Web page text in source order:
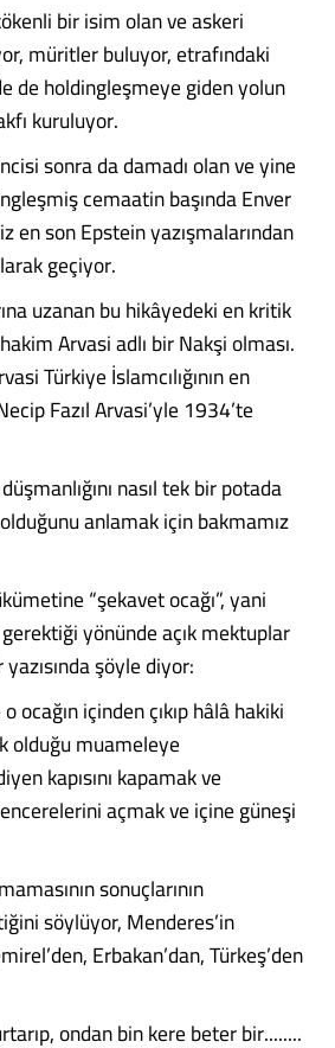
bir isim olan ve askeri
müritler buluyor, etrafındaki
de holdingleşmeye giden yolun
kuruluyor.
sonra da damadı olan ve yine
cemaatin başında Enver
en son Epstein yazışmalarından
geçiyor.
uzanan bu hikâyedeki en kritik
Arvasi adlı bir Nakşi olması.
Türkiye İslamcılığının en
Fazıl Arvasi’yle 1934’te
nasıl tek bir potada
anlamak için bakmamız
“şekavet ocağı”, yani
gerektiği yönünde açık mektuplar
şöyle diyor:
ocağın içinden çıkıp hâlâ hakiki
olduğu muameleye
kapısını kapamak ve
açmak ve içine güneşi
sonuçlarının
söylüyor, Menderes’in
Erbakan’dan, Türkeş’den
ondan bin kere beter bir........